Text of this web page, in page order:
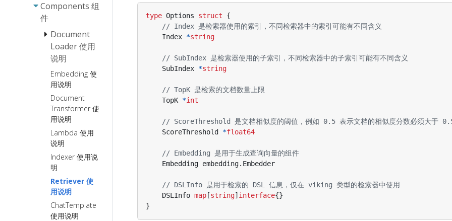
Components 组
件
Document
Loader 使用
说明
Document
Parser 接口
使用说明
Embedding 使
用说明
Document
Transformer 使
用说明
Lambda 使用
说明
Indexer 使用说
明
Retriever 使
用说明
ChatTemplate
使用说明
type Options struct
{
// Index 是检索器使用的索引，不同检索器中的索引可能有不同含义
Index *string
// SubIndex 是检索器使用的子索引，不同检索器中的子索引可能有不同含义
SubIndex *string
// TopK 是检索的文档数量上限
TopK *int
// ScoreThreshold 是文档相似度的阈值，例如 0.5 表示文档的相似度分数必须大于
ScoreThreshold
*float64
// Embedding 是用于生成查询向量的组件
Embedding embedding. Embedder
// DSLInfo 是用于检索的 DSL 信息，仅在 viking 类型的检索器中使用
DSLInfo map [string] interface{}
}